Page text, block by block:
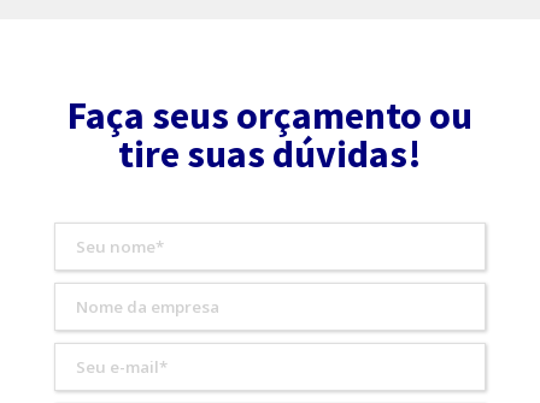
Faça seus orçamento ou
tire suas dúvidas!